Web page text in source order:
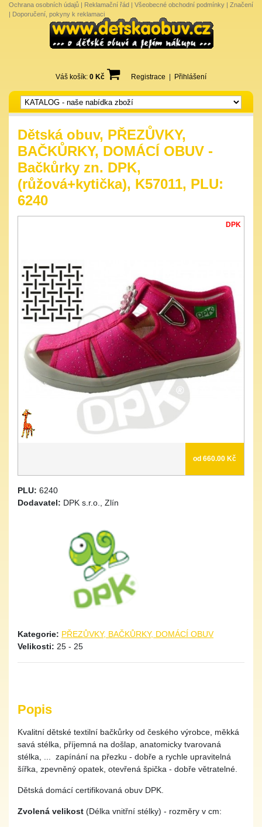
Ochrana osobních údajů | Reklamační řád | Všeobecné obchodní podmínky | Značení
| Doporučení, pokyny k reklamaci
Váš košík: 0 Kč Registrace Přihlášení
Dětská obuv, PŘEZŮVKY,
BAČKŮRKY, DOMÁCÍ OBUV -
Bačkůrky zn. DPK,
(růžová+kytička), K57011, PLU:
6240
DPK
od 660.00 Kč
PLU: 6240
Dodavatel: DPK s.r.o., Zlín
Kategorie: PŘEZŮVKY, BAČKŮRKY, DOMÁCÍ OBUV
Velikosti: 25 - 25
Popis
Kvalitní dětské textilní bačkůrky od českého výrobce, měkká
savá stélka, příjemná na došlap, anatomicky tvarovaná
stélka, ... zapínání na přezku - dobře a rychle upravitelná
šířka, zpevněný opatek, otevřená špička - dobře větratelné.
Dětská domácí certifikovaná obuv DPK.
Zvolená velikost (Délka vnitřní stélky) - rozměry v cm: